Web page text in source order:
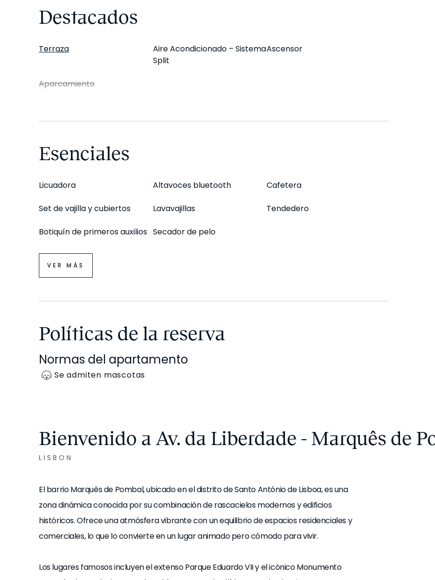
Destacados
Terraza
Aire Acondicionado – Sistema
Split
Ascensor
Aparcamiento
Esenciales
Licuadora Altavoces bluetooth Cafetera
Set de vajilla y cubiertos Lavavajillas Tendedero
Botiquín de primeros auxilios Secador de pelo
VER MÁS
Políticas de la reserva
Normas del apartamento
Se admiten mascotas
Bienvenido a Av. da Liberdade - Marquês de
LISBON
El barrio Marquês de Pombal, ubicado en el distrito de Santo António de Lisboa, es una
zona dinámica conocida por su combinación de rascacielos modernos y edificios
históricos. Ofrece una atmósfera vibrante con un equilibrio de espacios residenciales y
comerciales, lo que lo convierte en un lugar animado pero cómodo para vivir.
Los lugares famosos incluyen el extenso Parque Eduardo VII y el icónico Monumento